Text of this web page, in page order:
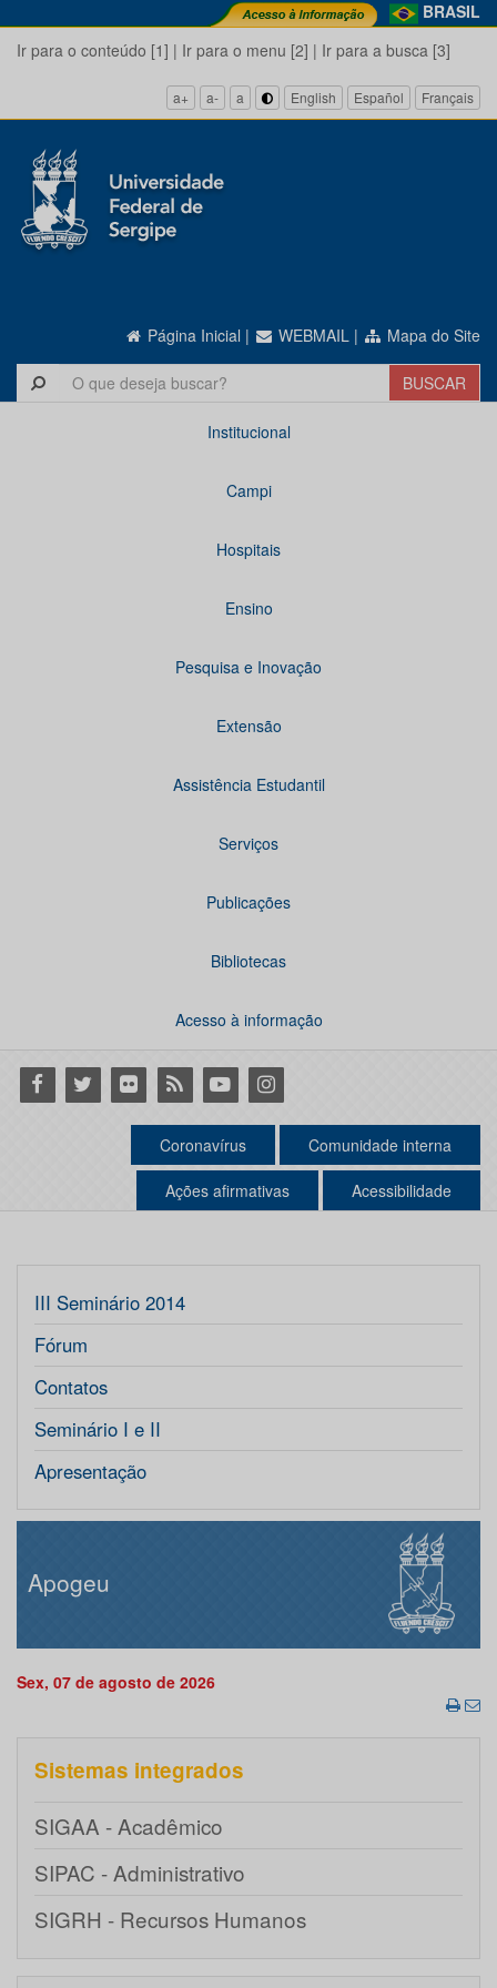
BRASIL
Ir para o conteúdo [1] | Ir para o menu [2] | Ir para a busca [3]
a+ a- a English Español Français
Página Inicial | WEBMAIL | Mapa do Site
Institucional
Campi
Hospitais
Ensino
Pesquisa e Inovação
Extensão
Assistência Estudantil
Serviços
Publicações
Bibliotecas
Acesso à informação
Facebook
Twitter Flickr RSS YoutubeInstagram
Coronavírus Comunidade interna
Ações afirmativas Acessibilidade
III Seminário 2014
Fórum
Contatos
Seminário I e II
Apresentação
Apogeu
Sex, 07 de agosto de 2026
Sistemas integrados
SIGAA - Acadêmico
SIPAC - Administrativo
SIGRH - Recursos Humanos